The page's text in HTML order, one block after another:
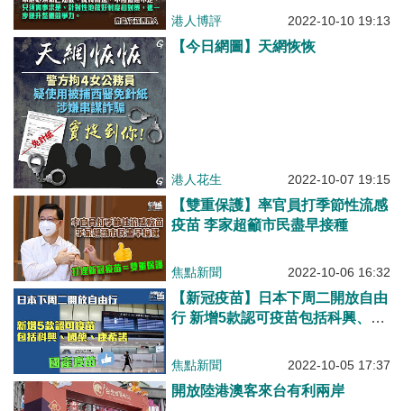
港人博評 2022-10-10 19:13
【今日網圖】天網恢恢
港人花生 2022-10-07 19:15
【雙重保護】率官員打季節性流感
疫苗 李家超籲市民盡早接種
焦點新聞 2022-10-06 16:32
【新冠疫苗】日本下周二開放自由
行 新增5款認可疫苗包括科興、國
焦點新聞 2022-10-05 17:37
開放陸港澳客來台有利兩岸